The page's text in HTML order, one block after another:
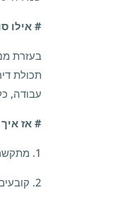
# אילו
בעזרת
תכולת
עבודה,
# אז
1. מתקשרים ל
2. קובעים תאריך, שעה ומקום